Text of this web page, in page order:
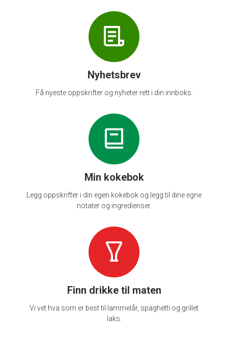
Nyhetsbrev
Få nyeste oppskrifter og nyheter rett i din innboks.
Min kokebok
Legg oppskrifter i din egen kokebok og legg til dine egne
notater og ingredienser.
Finn drikke til maten
Vi vet hva som er best til lammelår, spaghetti og grillet
laks.